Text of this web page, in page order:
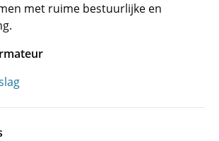
met ruime bestuurlijke en